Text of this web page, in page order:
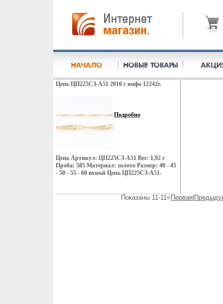
Цепь ЦП225СЗ-А51 2010 г инфо 12242r.
Подробно
Цепь Артикул: ЦП225СЗ-А51 Вес: 1,92 г
Проба: 585 Материал: золото Размер: 40 - 45
- 50 - 55 - 60 вхмъй Цепь ЦП225СЗ-А51.
Показаны 11-11< Первая